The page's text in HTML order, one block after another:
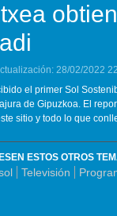
28/02/2022
el primer Sol
de Gipuzkoa. El
sitio y todo lo que
ESTOS OTROS
Televisión